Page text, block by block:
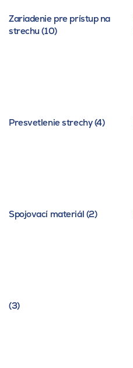
Zariadenie pre prístup na
strechu (10)
Presvetlenie strechy (4)
Spojovací materiál (2)
(3)